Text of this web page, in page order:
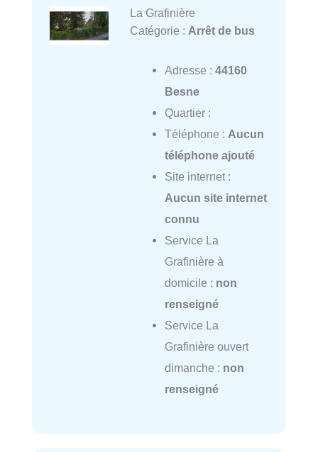
La Grafinière
Catégorie : Arrêt de bus
Adresse : 44160
Besne
Quartier :
Téléphone : Aucun
téléphone ajouté
Site internet :
Aucun site internet
connu
Service La
Grafinière à
domicile : non
renseigné
Service La
Grafinière ouvert
dimanche : non
renseigné